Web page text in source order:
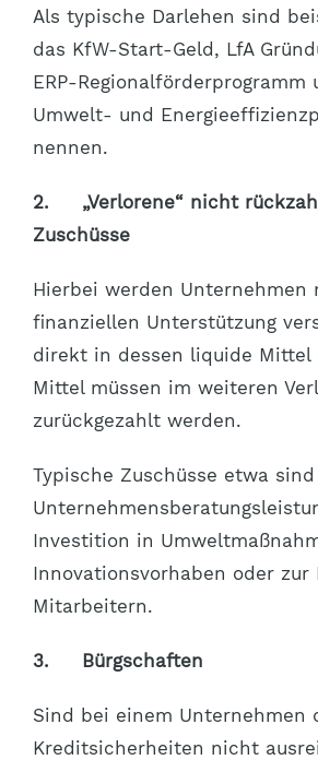
Als typische Darlehen sind
das KfW-Start-Geld, LfA
ERP-Regionalförderprogramm
Umwelt- und
nennen.
2. „Verlorene“ nicht
Zuschüsse
Hierbei werden Unternehmen
finanziellen Unterstützung
direkt in dessen liquide Mittel
Mittel müssen im weiteren
zurückgezahlt werden.
Typische Zuschüsse etwa
Investition in
Innovationsvorhaben oder zur
Mitarbeitern.
3. Bürgschaften
Sind bei einem Unternehmen
Kreditsicherheiten nicht